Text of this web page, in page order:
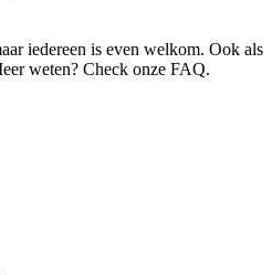
iedereen is even welkom. Ook als
weten? Check onze FAQ.